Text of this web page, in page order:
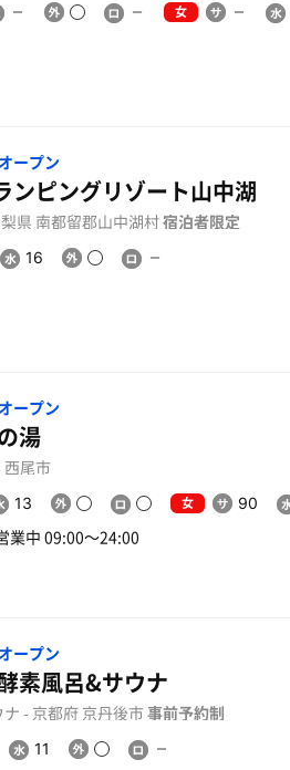
女
ープン
ンピングリゾート山中湖
県 南都留郡山中湖村宿泊者限定
16
ープン
湯
西尾市
13 女 90
業中 09:00〜24:00
ープン
素風呂&サウナ
- 京都府 京丹後市事前予約制
11